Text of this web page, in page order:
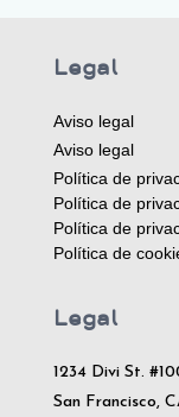
Legal
Aviso legal
Aviso legal
Política de
Política de
Política de
Política de
Legal
1234 Divi St.
San Francisco,